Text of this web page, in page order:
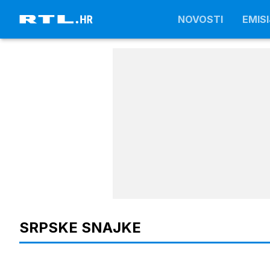
NOVOSTI
SRPSKE SNAJKE
NOVOSTI